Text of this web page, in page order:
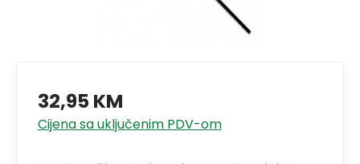
32,95 KM
Cijena sa uključenim PDV-om